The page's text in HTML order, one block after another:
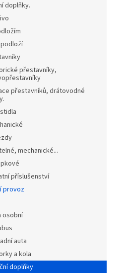
doplňky.
přestavníky,
přestavníků, drátovodné
mechanické...
příslušenství
provoz
osobní
auta
a kola
doplňky